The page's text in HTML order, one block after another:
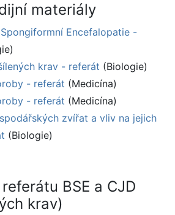
materiály
Encefalopatie -
krav - referát (Biologie)
- referát (Medicína)
- referát (Medicína)
zvířat a vliv na jejich
(Biologie)
BSE a CJD
krav)